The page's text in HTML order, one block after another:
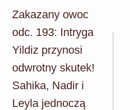
wpisu
Zakazany owoc
odc. 193: Intryga
Yildiz przynosi
odwrotny skutek!
Sahika, Nadir i
Leyla jednoczą